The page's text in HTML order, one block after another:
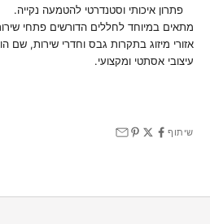
פתרון איכותי וסטנדרטי להטמעה נקייה.
מתאים במיוחד לחללים הדורשים פתחי
אזורי מיזוג בתקרות גבס וחדרי שירות, שם
עיצובי אסתטי ומקצועי.
שיתוף